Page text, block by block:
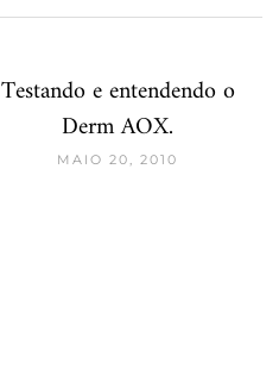
Testando e entendendo o
Derm AOX.
MAIO 20, 2010